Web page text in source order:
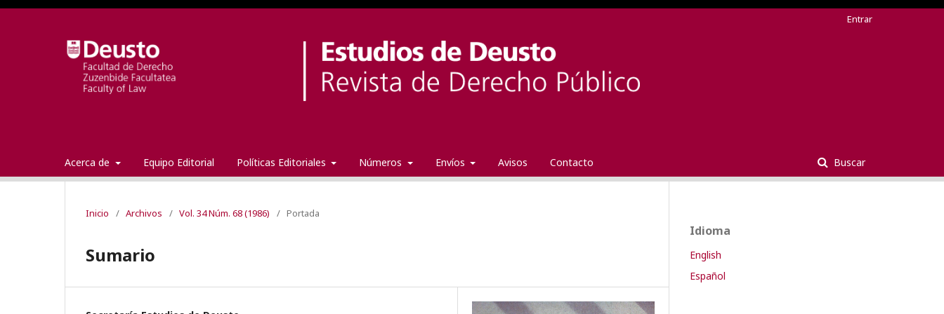
Acerca de Equipo Editorial Políticas Editoriales Números Envíos Avisos Contacto Buscar
Entrar
Inicio / Archivos / Vol. 34 Núm. 68 (1986) / Portada
Sumario
Idioma
English
Español